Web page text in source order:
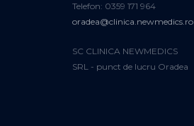
Telefon: 0359 171 964
oradea@clinica.newmedics.ro
SC CLINICA NEWMEDICS
SRL - punct de lucru Oradea